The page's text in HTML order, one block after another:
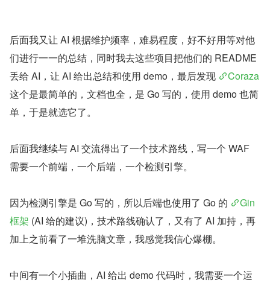
后面我又让 AI 根据维护频率，难易程度，好不好用等对他
们进行一一的总结，同时我去这些项目把他们的 README
丢给 AI，让 AI 给出总结和使用 demo，最后发现
Coraza
这个是最简单的，文档也全，是 Go 写的，使用 demo 也简
单，于是就选它了。
后面我继续与 AI 交流得出了一个技术路线，写一个 WAF
需要一个前端，一个后端，一个检测引擎。
因为检测引擎是 Go 写的，所以后端也使用了 Go 的
Gin
框架 (AI 给的建议)，技术路线确认了，又有了 AI 加持，再
加上之前看了一堆洗脑文章，我感觉我信心爆棚。
中间有一个小插曲，AI 给出 demo 代码时，我需要一个运